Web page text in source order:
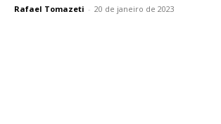
Rafael Tomazeti - 20 de janeiro de 2023